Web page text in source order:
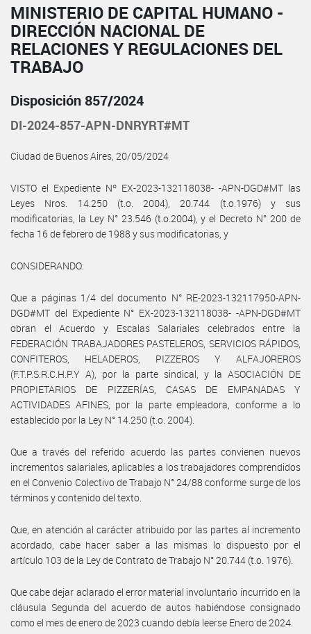
MINISTERIO DE CAPITAL HUMANO -
DIRECCIÓN NACIONAL DE
RELACIONES Y REGULACIONES DEL
TRABAJO
Disposición 857/2024
DI-2024-857-APN-DNRYRT#MT
Ciudad de Buenos Aires, 20/05/2024
VISTO el Expediente Nº EX-2023-132118038- -APN-DGD#MT las
Leyes Nros. 14.250 (t.o. 2004), 20.744 (t.o.1976) y sus
modificatorias, la Ley N° 23.546 (t.o.2004), y el Decreto N° 200 de
fecha 16 de febrero de 1988 y sus modificatorias, y
CONSIDERANDO:
Que a páginas 1/4 del documento N° RE-2023-132117950-APN-
DGD#MT del Expediente N° EX-2023-132118038- -APN-DGD#MT
obran el Acuerdo y Escalas Salariales celebrados entre la
FEDERACIÓN TRABAJADORES PASTELEROS, SERVICIOS RÁPIDOS,
CONFITEROS, HELADEROS, PIZZEROS Y ALFAJOREROS
(F.T.P.S.R.C.H.P.Y A), por la parte sindical, y la ASOCIACIÓN DE
PROPIETARIOS DE PIZZERÍAS, CASAS DE EMPANADAS Y
ACTIVIDADES AFINES, por la parte empleadora, conforme a lo
establecido por la Ley N° 14.250 (t.o. 2004).
Que a través del referido acuerdo las partes convienen nuevos
incrementos salariales, aplicables a los trabajadores comprendidos
en el Convenio Colectivo de Trabajo N° 24/88 conforme surge de los
términos y contenido del texto.
Que, en atención al carácter atribuido por las partes al incremento
acordado, cabe hacer saber a las mismas lo dispuesto por el
artículo 103 de la Ley de Contrato de Trabajo N° 20.744 (t.o. 1976).
Que cabe dejar aclarado el error material involuntario incurrido en la
cláusula Segunda del acuerdo de autos habiéndose consignado
como el mes de enero de 2023 cuando debía leerse Enero de 2024.